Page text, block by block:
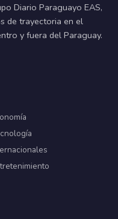
Diario Paraguayo EAS,
de trayectoria en el
y fuera del Paraguay.